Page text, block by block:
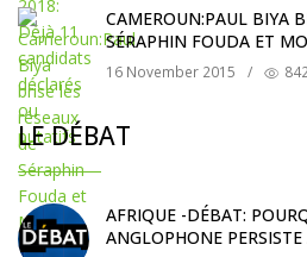
CAMEROUN:PAUL BIYA
SÉRAPHIN FOUDA ET
16 November 2015 /
LE DÉBAT
AFRIQUE -DÉBAT:
ANGLOPHONE